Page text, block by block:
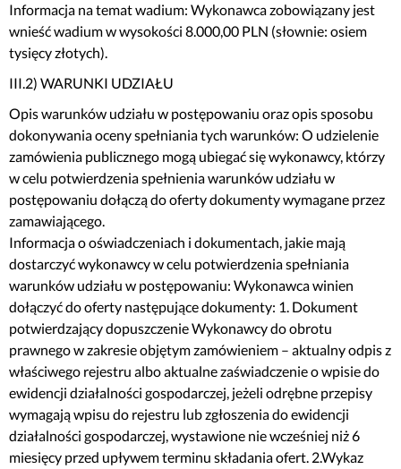
Informacja na temat wadium: Wykonawca zobowiązany jest
wnieść wadium w wysokości 8.000,00 PLN (słownie: osiem
tysięcy złotych).
III.2) WARUNKI UDZIAŁU
Opis warunków udziału w postępowaniu oraz opis sposobu
dokonywania oceny spełniania tych warunków: O udzielenie
zamówienia publicznego mogą ubiegać się wykonawcy, którzy
w celu potwierdzenia spełnienia warunków udziału w
postępowaniu dołączą do oferty dokumenty wymagane przez
zamawiającego.
Informacja o oświadczeniach i dokumentach, jakie mają
dostarczyć wykonawcy w celu potwierdzenia spełniania
warunków udziału w postępowaniu: Wykonawca winien
dołączyć do oferty następujące dokumenty: 1. Dokument
potwierdzający dopuszczenie Wykonawcy do obrotu
prawnego w zakresie objętym zamówieniem – aktualny odpis z
właściwego rejestru albo aktualne zaświadczenie o wpisie do
ewidencji działalności gospodarczej, jeżeli odrębne przepisy
wymagają wpisu do rejestru lub zgłoszenia do ewidencji
działalności gospodarczej, wystawione nie wcześniej niż 6
miesięcy przed upływem terminu składania ofert. 2.Wykaz